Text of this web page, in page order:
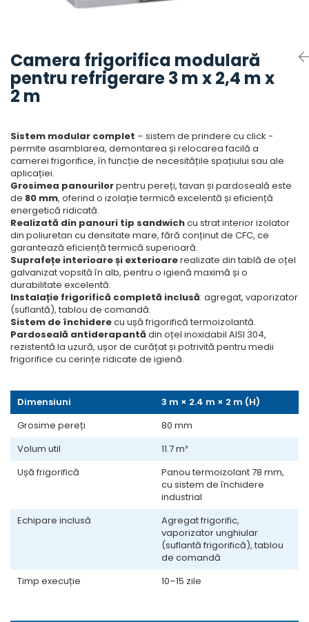
Compresoare Copeland
Vaporizatoare
Tavan
Unghiular
Perete
Cubic
Automatizare
Controlere
Panou comanda
Separator ulei
Termostate
Filtre
Racorduri antivibrante
Valve termostatice de
expansiune
Vizoare de lichid
Robineti
Electrovalve, bobine
Motor ventilator
Ventilatoare
Rezistente
Ventilator axial
Accesorii aer conditionat
(capacitor)
Solutii igienizare
Accesorii montaj aer condiționat
Camera frigorifica modulară
pentru refrigerare 3 m x 2,4 m x
2 m
Sistem modular complet – sistem de prindere cu click -
permite asamblarea, demontarea și relocarea facilă a
camerei frigorifice, în funcție de necesitățile spațiului sau ale
aplicației.
Grosimea panourilorpentru pereți, tavan și pardoseală este
de 80 mm, oferind o izolație termică excelentă și eficiență
energetică ridicată.
Realizată din panouri tip sandwichcu strat interior izolator
din poliuretan cu densitate mare, fără conținut de CFC, ce
garantează eficiență termică superioară.
Suprafețe interioare și exterioarerealizate din tablă de oțel
galvanizat vopsită în alb, pentru o igienă maximă și o
durabilitate excelentă.
Instalație frigorifică completă inclusă: agregat, vaporizator
(suflantă), tablou de comandă.
Sistem de închiderecu ușă frigorifică termoizolantă.
Pardoseală antiderapantă din oțel inoxidabil AISI 304,
rezistentă la uzură, ușor de curățat și potrivită pentru medii
frigorifice cu cerințe ridicate de igienă.
Dimensiuni
3 m × 2.4 m × 2 m (H)
Grosime pereți
80 mm
Volum util
11.7 m³
Ușă frigorifică
Panou termoizolant 78 mm,
cu sistem de închidere
industrial
Echipare inclusă
Agregat frigorific,
vaporizator unghiular
(suflantă frigorifică), tablou
de comandă
Timp execuție
10–15 zile